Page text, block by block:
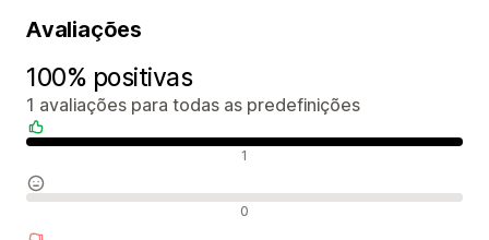
Avaliações
100% positivas
1 avaliações para todas as predefinições
1
0